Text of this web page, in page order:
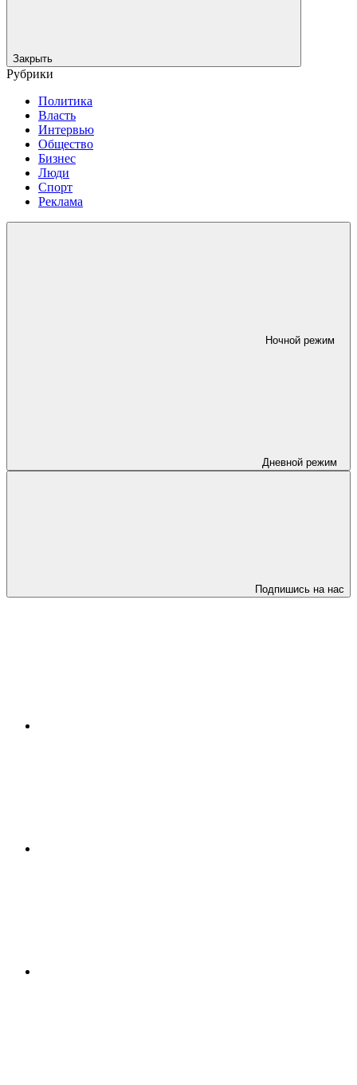
Закрыть
Рубрики
Политика
Власть
Интервью
Общество
Бизнес
Люди
Спорт
Реклама
Ночной режим
Дневной режим
Подпишись на нас